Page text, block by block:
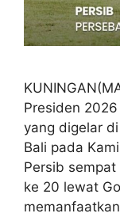
Presiden
yang digelar
Bali pada
Persib
ke 20 lewat